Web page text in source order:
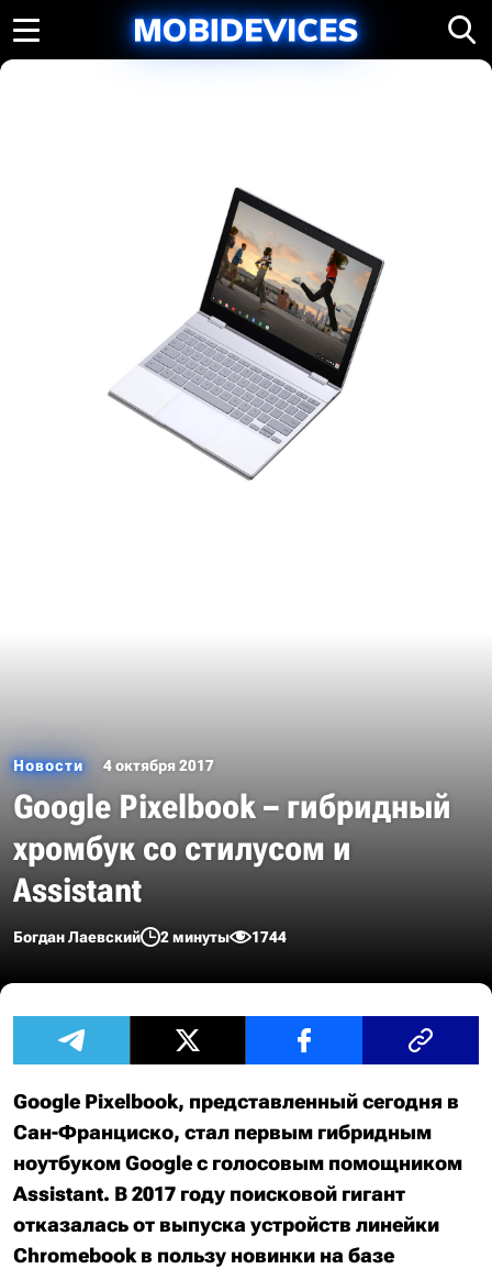
Новости 4 октября 2017
Google Pixelbook – гибридный
хромбук со стилусом и
Assistant
Богдан Лаевский 2 минуты 1744
Google Pixelbook, представленный сегодня в
Сан-Франциско, стал первым гибридным
ноутбуком Google с голосовым помощником
Assistant. В 2017 году поисковой гигант
отказалась от выпуска устройств линейки
Chromebook в пользу новинки на базе